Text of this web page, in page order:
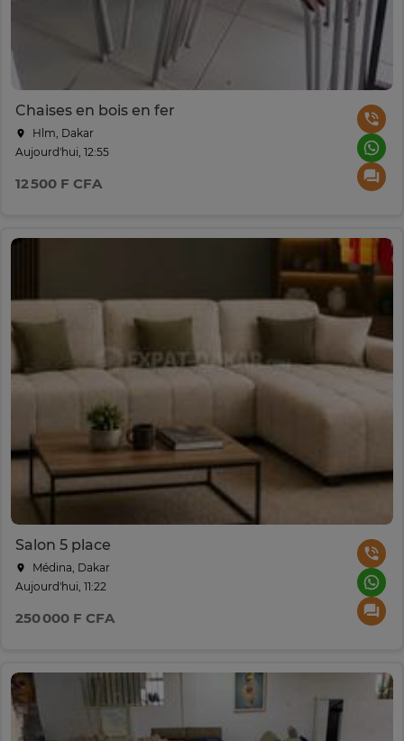
Chaises en bois en fer
Hlm, Dakar
Aujourd'hui, 12:55
12 500 F CFA
Salon 5 place
Médina, Dakar
Aujourd'hui, 11:22
250 000 F CFA